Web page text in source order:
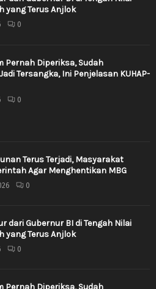
yang Terus Anjlok
0
Pernah Diperiksa, Sudah
Tersangka, Ini Penjelasan KUHAP-
0
Terus Terjadi, Masyarakat
Agar Menghentikan MBG
0
dari Gubernur BI di Tengah Nilai
yang Terus Anjlok
0